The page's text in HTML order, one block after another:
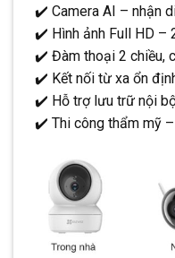
✔️ Camera AI – nhận
✔️ Hình ảnh Full HD –
✔️ Đàm thoại 2 chiều,
✔️ Kết nối từ xa ổn
✔️ Hỗ trợ lưu trữ nội
✔️ Thi công thẩm mỹ